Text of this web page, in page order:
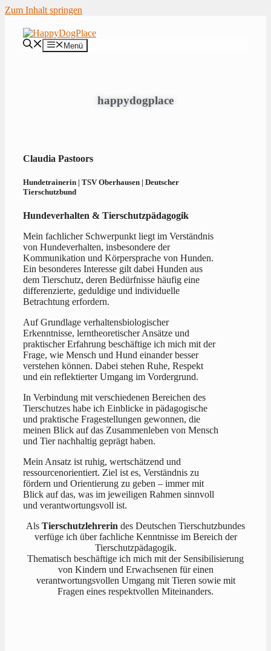
Zum Inhalt springen
Menü
happydogplace
Claudia Pastoors
Hundetrainerin | TSV Oberhausen | Deutscher
Tierschutzbund
Hundeverhalten & Tierschutzpädagogik
Mein fachlicher Schwerpunkt liegt im Verständnis
von Hundeverhalten, insbesondere der
Kommunikation und Körpersprache von Hunden.
Ein besonderes Interesse gilt dabei Hunden aus
dem Tierschutz, deren Bedürfnisse häufig eine
differenzierte, geduldige und individuelle
Betrachtung erfordern.
Auf Grundlage verhaltensbiologischer
Erkenntnisse, lerntheoretischer Ansätze und
praktischer Erfahrung beschäftige ich mich mit der
Frage, wie Mensch und Hund einander besser
verstehen können. Dabei stehen Ruhe, Respekt
und ein reflektierter Umgang im Vordergrund.
In Verbindung mit verschiedenen Bereichen des
Tierschutzes habe ich Einblicke in pädagogische
und praktische Fragestellungen gewonnen, die
meinen Blick auf das Zusammenleben von Mensch
und Tier nachhaltig geprägt haben.
Mein Ansatz ist ruhig, wertschätzend und
ressourcenorientiert. Ziel ist es, Verständnis zu
fördern und Orientierung zu geben – immer mit
Blick auf das, was im jeweiligen Rahmen sinnvoll
und verantwortungsvoll ist.
Als Tierschutzlehrerin des Deutschen Tierschutzbundes
verfüge ich über fachliche Kenntnisse im Bereich der
Tierschutzpädagogik.
Thematisch beschäftige ich mich mit der Sensibilisierung
von Kindern und Erwachsenen für einen
verantwortungsvollen Umgang mit Tieren sowie mit
Fragen eines respektvollen Miteinanders.